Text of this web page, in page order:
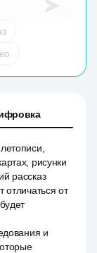
рисунки
рассказ
отличаться от
и